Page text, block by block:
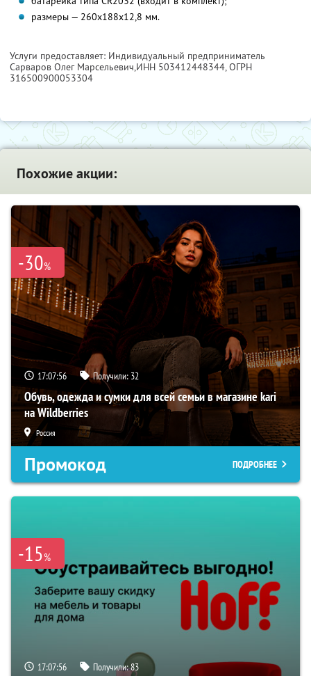
размеры — 260х188х12,8 мм.
Услуги предоставляет: Индивидуальный предприниматель
Сарваров Олег Марсельевич,ИНН 503412448344, ОГРН
316500900053304
Похожие акции:
-30%
17:07:55 Получили: 32
Обувь, одежда и сумки для всей семьи в магазине kari
на Wildberries
Россия
Промокод ПОДРОБНЕЕ
-15%
17:07:55 Получили:83